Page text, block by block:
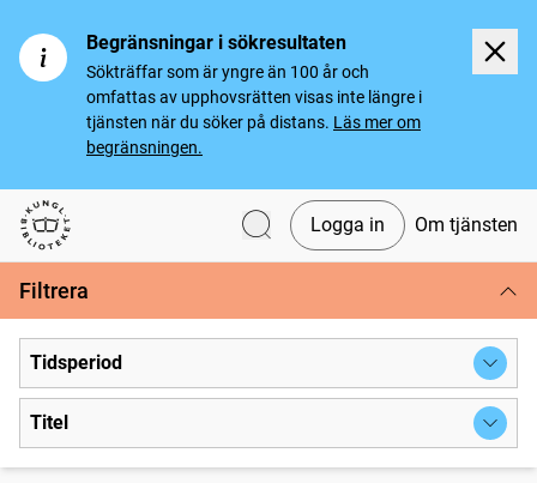
Begränsningar i sökresultaten
Sökträffar som är yngre än 100 år och
omfattas av upphovsrätten visas inte längre i
tjänsten när du söker på distans. Läs mer om
begränsningen.
Svenska tidningar
Logga in Om tjänsten
Filtrera
Tidsperiod
Titel